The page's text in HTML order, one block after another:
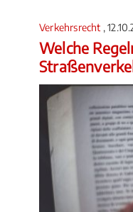
Verkehrsrecht ,
Welche